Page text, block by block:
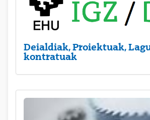
Deialdiak, Proiektuak,
kontratuak